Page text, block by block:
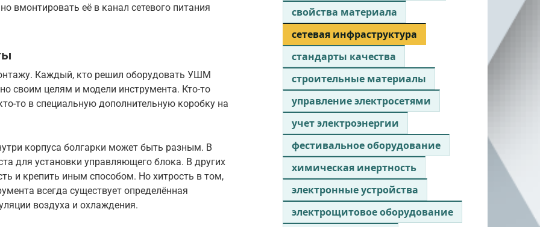
вмонтировать её в канал сетевого питания
Каждый, кто решил оборудовать УШМ
своим целям и модели инструмента. Кто-то
то в специальную дополнительную коробку на
корпуса болгарки может быть разным. В
для установки управляющего блока. В других
и крепить иным способом. Но хитрость в том,
всегда существует определённая
воздуха и охлаждения.
свойства материала
сетевая инфраструктура
стандарты качества
строительные материалы
управление электросетями
учет электроэнергии
фестивальное оборудование
химическая инертность
электронные устройства
электрощитовое оборудование